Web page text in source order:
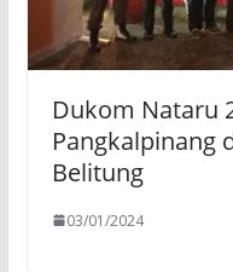
Dukom Nataru
Pangkalpinang
Belitung
03/01/2024